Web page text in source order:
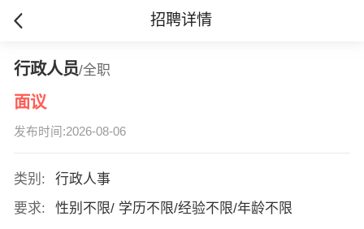
招聘详情
行政人员/全职
面议
发布时间:2026-08-06
类别:
行政人事
要求:
性别不限/ 学历不限/经验不限/年龄不限